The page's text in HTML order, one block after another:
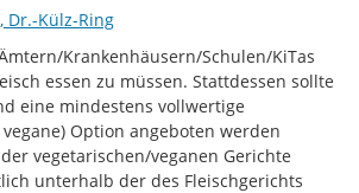
Dr.-Külz-Ring
Krankenhäusern/Schulen/KiTas
essen zu müssen. Stattdessen sollte
eine mindestens vollwertige
Option angeboten werden
vegetarischen/veganen Gerichte
unterhalb der des Fleischgerichts